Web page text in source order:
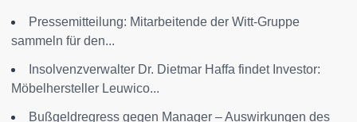
Pressemitteilung: Mitarbeitende der Witt-Gruppe
sammeln für den...
Insolvenzverwalter Dr. Dietmar Haffa findet Investor:
Möbelhersteller Leuwico...
Bußgeldregress gegen Manager – Auswirkungen des